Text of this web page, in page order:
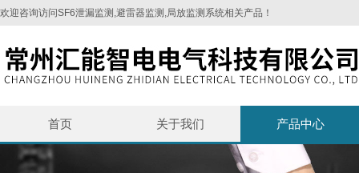
欢迎咨询访问SF6泄漏监测,避雷器监测,局放监测系统相关产品！
首页 关于我们 产品中心